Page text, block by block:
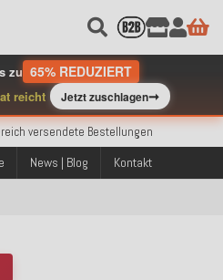
zu 65% REDUZIERT
reicht Jetzt zuschlagen➞
Deutschlands ab 99€ Bestellwert
versendete Bestellungen
PayPal & Amazon Pay
Deutschlands ab 99€ Bestellwert
versendete Bestellungen
PayPal & Amazon Pay
Deutschlands ab 99€ Bestellwert
News | Blog Kontakt